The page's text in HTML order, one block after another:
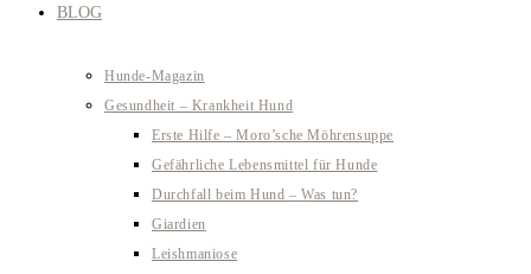
BLOG
Hunde-Magazin
Gesundheit – Krankheit Hund
Erste Hilfe – Moro’sche Möhrensuppe
Gefährliche Lebensmittel für Hunde
Durchfall beim Hund – Was tun?
Giardien
Leishmaniose